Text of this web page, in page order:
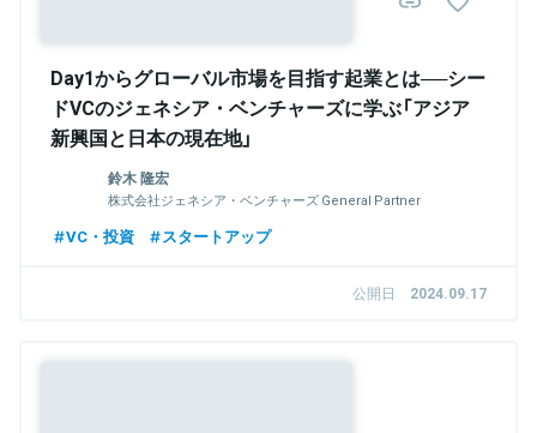
Day1からグローバル市場を目指す起業とは──シー
ドVCのジェネシア・ベンチャーズに学ぶ「アジア
新興国と日本の現在地」
鈴木 隆宏
株式会社ジェネシア・ベンチャーズ General Partner
VC・投資 スタートアップ
公開日 2024.09.17